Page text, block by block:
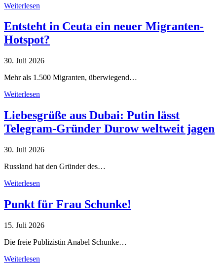
Weiterlesen
Entsteht in Ceuta ein neuer Migranten-
Hotspot?
30. Juli 2026
Mehr als 1.500 Migranten, überwiegend…
Weiterlesen
Liebesgrüße aus Dubai: Putin lässt
Telegram-Gründer Durow weltweit jagen
30. Juli 2026
Russland hat den Gründer des…
Weiterlesen
Punkt für Frau Schunke!
15. Juli 2026
Die freie Publizistin Anabel Schunke…
Weiterlesen